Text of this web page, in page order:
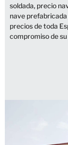
soldada, precio
nave
precios de toda
compromiso de